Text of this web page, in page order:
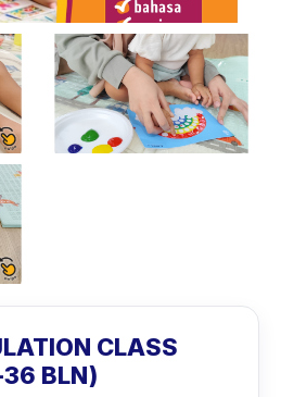
CLASS
36 BLN)